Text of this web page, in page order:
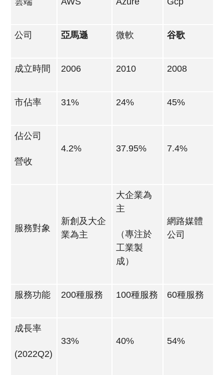
公司 亞馬遜 微軟 谷歌
成立時間 2006 2010 2008
市佔率 31% 24% 45%
佔公司
營收
4.2% 37.95% 7.4%
服務對象
新創及大企
業為主
大企業為
主
（專注於
工業製
成）
網路媒體
公司
服務功能 200種服務 100種服務 60種服務
成長率
(2022Q2)
33% 40% 54%